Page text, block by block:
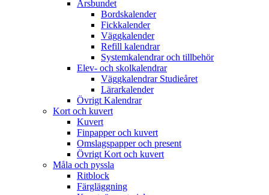
Årsbundet
Bordskalender
Fickkalender
Väggkalender
Refill kalendrar
Systemkalendrar och tillbehör
Elev- och skolkalendrar
Väggkalendrar Studieåret
Lärarkalender
Övrigt Kalendrar
Kort och kuvert
Kuvert
Finpapper och kuvert
Omslagspapper och present
Övrigt Kort och kuvert
Måla och pyssla
Ritblock
Färgläggning